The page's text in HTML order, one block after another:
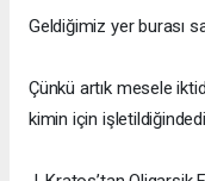
Geldiğimiz yer burası
Çünkü artık mesele
kimin için